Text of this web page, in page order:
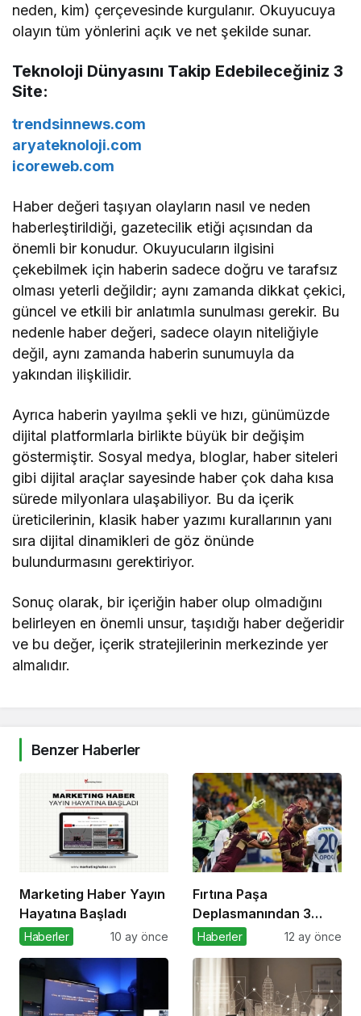
neden, kim) çerçevesinde kurgulanır. Okuyucuya
olayın tüm yönlerini açık ve net şekilde sunar.
Teknoloji Dünyasını Takip Edebileceğiniz 3
Site:
trendsinnews.com
aryateknoloji.com
icoreweb.com
Haber değeri taşıyan olayların nasıl ve neden
haberleştirildiği, gazetecilik etiği açısından da
önemli bir konudur. Okuyucuların ilgisini
çekebilmek için haberin sadece doğru ve tarafsız
olması yeterli değildir; aynı zamanda dikkat çekici,
güncel ve etkili bir anlatımla sunulması gerekir. Bu
nedenle haber değeri, sadece olayın niteliğiyle
değil, aynı zamanda haberin sunumuyla da
yakından ilişkilidir.
Ayrıca haberin yayılma şekli ve hızı, günümüzde
dijital platformlarla birlikte büyük bir değişim
göstermiştir. Sosyal medya, bloglar, haber siteleri
gibi dijital araçlar sayesinde haber çok daha kısa
sürede milyonlara ulaşabiliyor. Bu da içerik
üreticilerinin, klasik haber yazımı kurallarının yanı
sıra dijital dinamikleri de göz önünde
bulundurmasını gerektiriyor.
Sonuç olarak, bir içeriğin haber olup olmadığını
belirleyen en önemli unsur, taşıdığı haber değeridir
ve bu değer, içerik stratejilerinin merkezinde yer
almalıdır.
Benzer Haberler
Marketing Haber Yayın
Hayatına Başladı
Haberler 10 ay önce
Fırtına Paşa
Deplasmanından 3
Puanla Ayrıldı
Haberler 12 ay önce